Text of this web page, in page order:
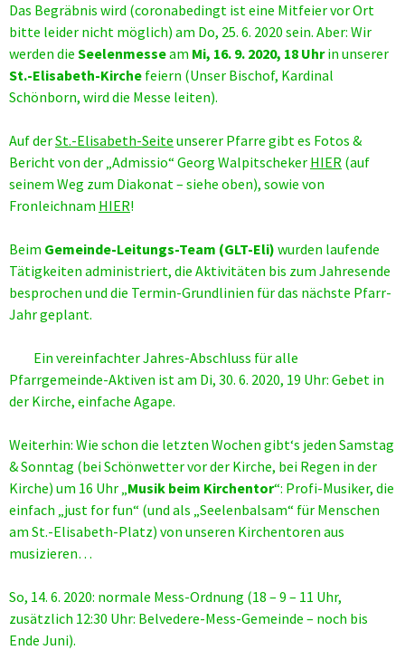
Das Begräbnis wird (coronabedingt ist eine Mitfeier vor Ort
bitte leider nicht möglich) am Do, 25. 6. 2020 sein. Aber: Wir
werden die Seelenmesseam Mi, 16. 9. 2020, 18 Uhrin unserer
St.-Elisabeth-Kirche feiern (Unser Bischof, Kardinal
Schönborn, wird die Messe leiten).
Auf derSt.-Elisabeth-Seite unserer Pfarre gibt es Fotos &
Bericht von der „Admissio“ Georg Walpitscheker HIER (auf
seinem Weg zum Diakonat – siehe oben), sowie von
Fronleichnam HIER!
Beim Gemeinde-Leitungs-Team (GLT-Eli) wurden laufende
Tätigkeiten administriert, die Aktivitäten bis zum Jahresende
besprochen und die Termin-Grundlinien für das nächste Pfarr-
Jahr geplant.
Ein vereinfachter Jahres-Abschluss für alle
Pfarrgemeinde-Aktiven ist am Di, 30. 6. 2020, 19 Uhr: Gebet in
der Kirche, einfache Agape.
Weiterhin: Wie schon die letzten Wochen gibt‘s jeden Samstag
& Sonntag (bei Schönwetter vor der Kirche, bei Regen in der
Kirche) um 16 Uhr „Musik beim Kirchentor“: Profi-Musiker, die
einfach „just for fun“ (und als „Seelenbalsam“ für Menschen
am St.-Elisabeth-Platz) von unseren Kirchentoren aus
musizieren…
So, 14. 6. 2020: normale Mess-Ordnung (18 – 9 – 11 Uhr,
zusätzlich 12:30 Uhr: Belvedere-Mess-Gemeinde – noch bis
Ende Juni).